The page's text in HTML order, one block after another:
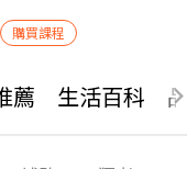
購買課程
薦 生活百科